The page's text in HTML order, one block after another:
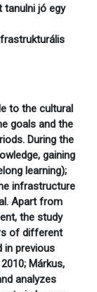
tanulni jó egy
to the cultural
goals and the
During the
gaining
learning);
infrastructure
Apart from
the study
of different
in previous
Márkus,
analyzes